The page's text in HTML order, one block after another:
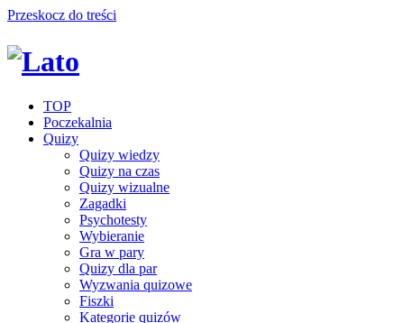
Przeskocz do treści
TOP
Poczekalnia
Quizy
Quizy wiedzy
Quizy na czas
Quizy wizualne
Zagadki
Psychotesty
Wybieranie
Gra w pary
Quizy dla par
Wyzwania quizowe
Fiszki
Kategorie quizów